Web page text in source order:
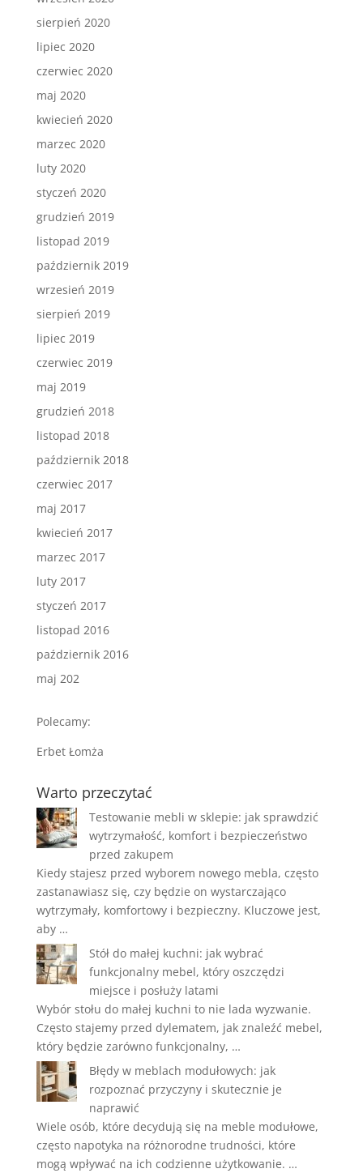
sierpień 2020
lipiec 2020
czerwiec 2020
maj 2020
kwiecień 2020
marzec 2020
luty 2020
styczeń 2020
grudzień 2019
listopad 2019
październik 2019
wrzesień 2019
sierpień 2019
lipiec 2019
czerwiec 2019
maj 2019
grudzień 2018
listopad 2018
październik 2018
czerwiec 2017
maj 2017
kwiecień 2017
marzec 2017
luty 2017
styczeń 2017
listopad 2016
październik 2016
maj 202
Polecamy:
Erbet Łomża
Warto przeczytać
Testowanie mebli w sklepie: jak sprawdzić
wytrzymałość, komfort i bezpieczeństwo
przed zakupem
Kiedy stajesz przed wyborem nowego mebla, często
zastanawiasz się, czy będzie on wystarczająco
wytrzymały, komfortowy i bezpieczny. Kluczowe jest,
aby …
Stół do małej kuchni: jak wybrać
funkcjonalny mebel, który oszczędzi
miejsce i posłuży latami
Wybór stołu do małej kuchni to nie lada wyzwanie.
Często stajemy przed dylematem, jak znaleźć mebel,
który będzie zarówno funkcjonalny, …
Błędy w meblach modułowych: jak
rozpoznać przyczyny i skutecznie je
naprawić
Wiele osób, które decydują się na meble modułowe,
często napotyka na różnorodne trudności, które
mogą wpływać na ich codzienne użytkowanie. …